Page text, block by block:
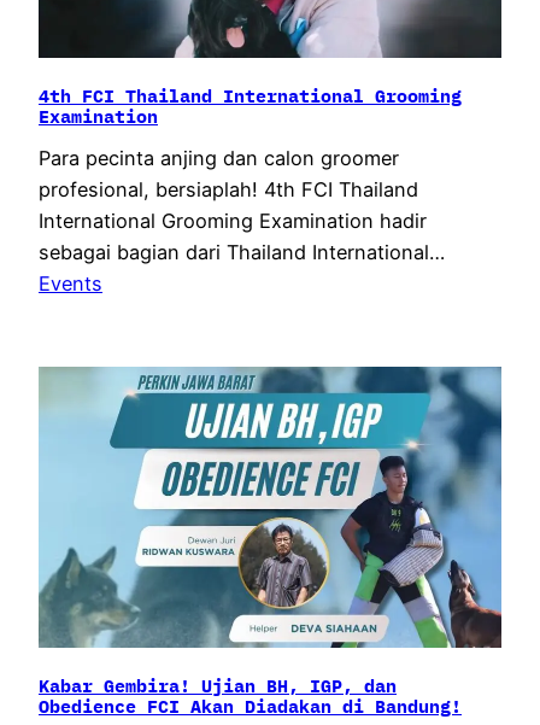
4th FCI Thailand International Grooming
Examination
Para pecinta anjing dan calon groomer
profesional, bersiaplah! 4th FCI Thailand
International Grooming Examination hadir
sebagai bagian dari Thailand International…
Events
Kabar Gembira! Ujian BH, IGP, dan
Obedience FCI Akan Diadakan di Bandung!